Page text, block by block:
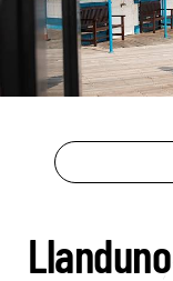
Llanduno